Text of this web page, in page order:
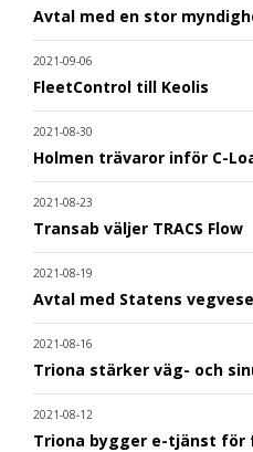
Avtal med en stor
2021-09-06
FleetControl till Keolis
2021-08-30
Holmen trävaror inför C-
2021-08-23
Transab väljer TRACS Flow
2021-08-19
Avtal med Statens
2021-08-16
Triona stärker väg- och
2021-08-12
Triona bygger e-tjänst